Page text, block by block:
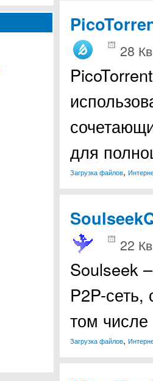
28
для
Загрузка файлов,
22
Soulseek
P2P-
том
Загрузка файлов,